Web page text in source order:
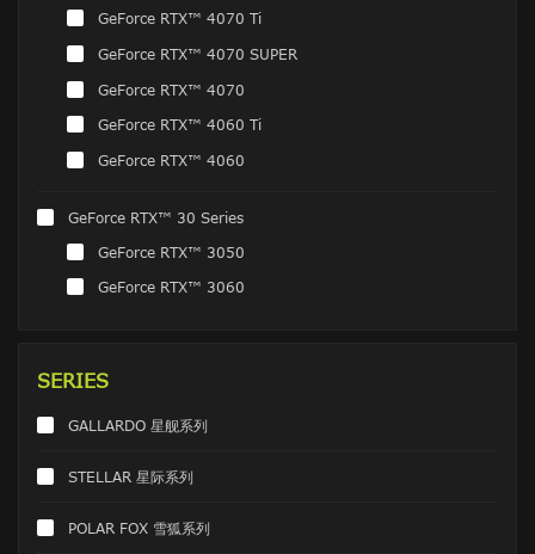
GeForce RTX™ 4070 Ti
GeForce RTX™ 4070 SUPER
GeForce RTX™ 4070
GeForce RTX™ 4060 Ti
GeForce RTX™ 4060
GeForce RTX™ 30 Series
GeForce RTX™ 3050
GeForce RTX™ 3060
SERIES
GALLARDO 星舰系列
STELLAR 星际系列
POLAR FOX 雪狐系列